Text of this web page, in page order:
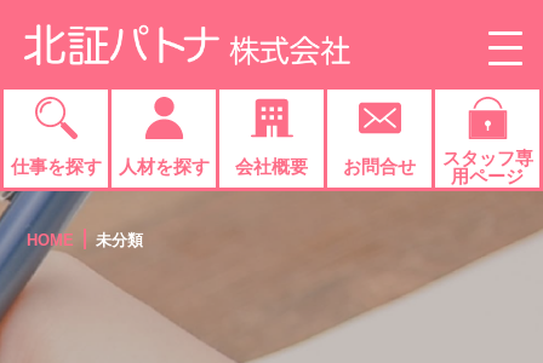
content
仕事を探す 人材を探す 会社概要 お問合せ
スタッフ専
用ページ
HOME 未分類